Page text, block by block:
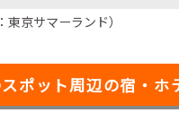
東京サマーランド）
ポット周辺の宿・ホ